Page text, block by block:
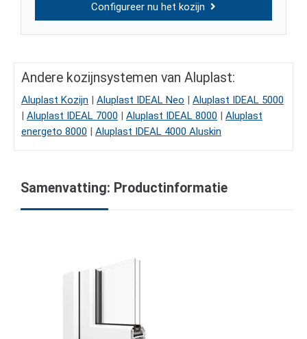
Configureer nu het kozijn
Andere kozijnsystemen van Aluplast:
Aluplast Kozijn | Aluplast IDEAL Neo | Aluplast IDEAL 5000
| Aluplast IDEAL 7000 | Aluplast IDEAL 8000 | Aluplast
energeto 8000 | Aluplast IDEAL 4000 Aluskin
Samenvatting: Productinformatie